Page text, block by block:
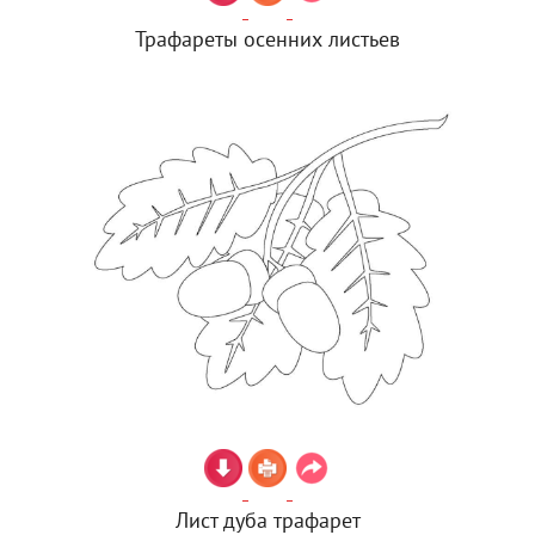
Трафареты осенних листьев
Лист дуба трафарет